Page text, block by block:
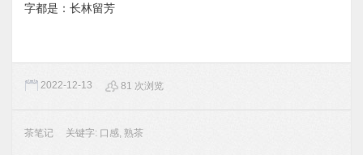
字都是：长林留芳
2022-12-13 81 次浏览
茶笔记 关键字: 口感 熟茶